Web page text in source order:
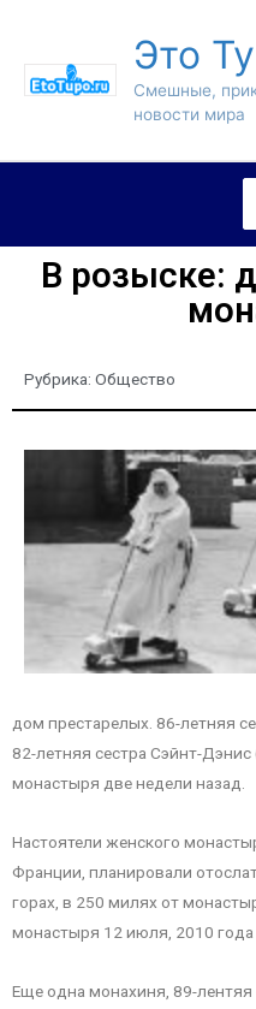
Это
Смешные,
новости мира
В розыске:
Рубрика: Общество
дом престарелых. 86-летняя
82-летняя сестра Сэйнт-
монастыря две недели назад.
Настоятели женского
Франции, планировали
горах, в 250 милях от
монастыря 12 июля, 2010 года
Еще одна монахиня, 89-